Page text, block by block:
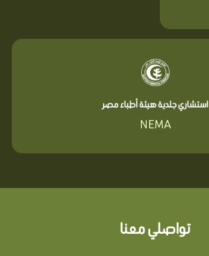
استشاري جلدية هيئة أطباء مصر
NEMA
تواصلي معنا